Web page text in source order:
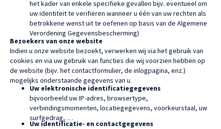
het kader van enkele specifieke gevallen bijv. eventueel om
uw identiteit te verifiëren wanneer u één van uw rechten als
betrokkene wenst uit te oefenen op basis van de Algemene
Verordening Gegevensbescherming)
Bezoekers van onze website
Indien u onze website bezoekt, verwerken wij via het gebruik van
cookies en via uw gebruik van functies die wij voorzien hebben op
de website (bijv. het contactformulier, de inlogpagina, enz.)
mogelijks onderstaande gegevens van u.
Uw elektronische identificatiegegevens
bijvoorbeeld uw IP-adres, browsertype,
verbindingsmomenten, locatiegegevens, voorkeurstaal, uw
surfgedrag, …
Uw identificatie- en contactgegevens